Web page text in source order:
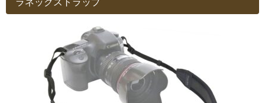
ラネックストラップ